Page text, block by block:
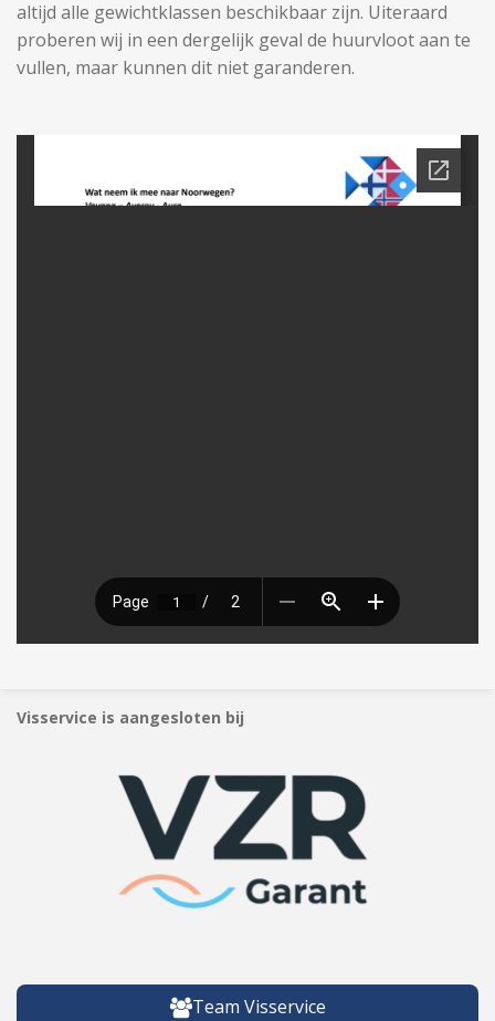
altijd alle gewichtklassen beschikbaar zijn. Uiteraard
proberen wij in een dergelijk geval de huurvloot aan te
vullen, maar kunnen dit niet garanderen.
Visservice is aangesloten bij
Team Visservice